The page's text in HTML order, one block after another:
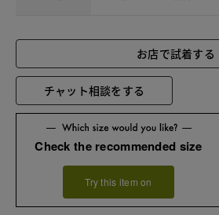
お店で試着する
チャット相談をする
Check the recommended size
Try this item on